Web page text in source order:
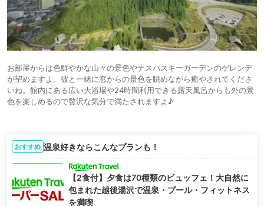
お部屋からは色鮮やかな山々の景色やナスパスキーガーデンのゲレンデ
が望めますよ。彼と一緒に窓からの景色を眺めながら癒やされてくださ
いね。館内にある広い大浴場や24時間利用できる露天風呂からも外の景
色を楽しめるので贅沢な気分で満たされますよ♪
おすすめ 温泉好きならこんなプランも！
【2食付】夕食は70種類のビュッフェ！大自然に
包まれた越後湯沢で温泉・プール・フィットネス
を満喫